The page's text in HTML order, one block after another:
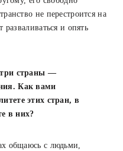
не перестроится на
разваливаться и опять
три страны —
Как вами
этих стран, в
в них?
общаюсь с людьми,